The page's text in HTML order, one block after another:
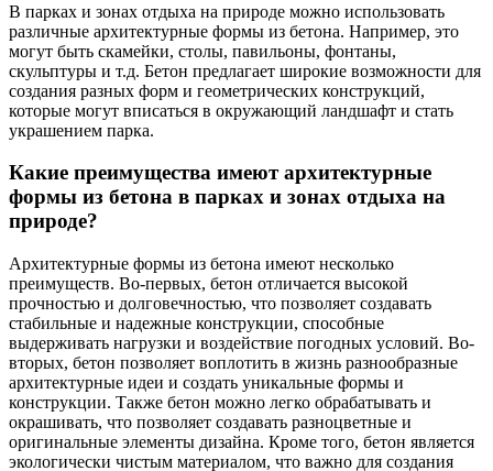
В парках и зонах отдыха на природе можно использовать
различные архитектурные формы из бетона. Например, это
могут быть скамейки, столы, павильоны, фонтаны,
скульптуры и т.д. Бетон предлагает широкие возможности для
создания разных форм и геометрических конструкций,
которые могут вписаться в окружающий ландшафт и стать
украшением парка.
Какие преимущества имеют архитектурные
формы из бетона в парках и зонах отдыха на
природе?
Архитектурные формы из бетона имеют несколько
преимуществ. Во-первых, бетон отличается высокой
прочностью и долговечностью, что позволяет создавать
стабильные и надежные конструкции, способные
выдерживать нагрузки и воздействие погодных условий. Во-
вторых, бетон позволяет воплотить в жизнь разнообразные
архитектурные идеи и создать уникальные формы и
конструкции. Также бетон можно легко обрабатывать и
окрашивать, что позволяет создавать разноцветные и
оригинальные элементы дизайна. Кроме того, бетон является
экологически чистым материалом, что важно для создания